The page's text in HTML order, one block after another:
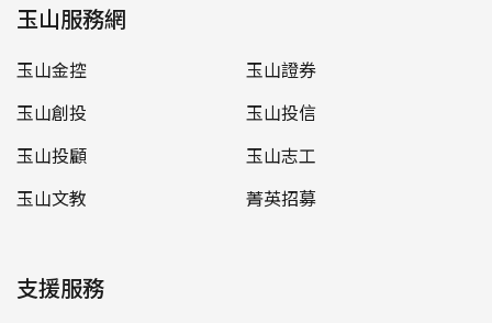
玉山服務網
玉山金控
玉山證券
玉山創投
玉山投信
玉山投顧
玉山志工
玉山文教
菁英招募
支援服務